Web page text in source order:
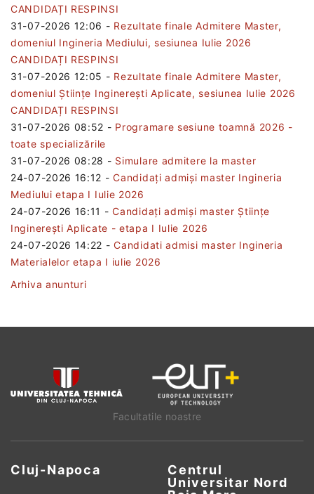
CANDIDAȚI RESPINSI
31-07-2026 12:06 - Rezultate finale Admitere Master,
domeniul Ingineria Mediului, sesiunea Iulie 2026
CANDIDAȚI RESPINSI
31-07-2026 12:05 - Rezultate finale Admitere Master,
domeniul Științe Inginerești Aplicate, sesiunea Iulie 2026
CANDIDAȚI RESPINSI
31-07-2026 08:52 - Programare sesiune toamnă 2026 -
toate specializările
31-07-2026 08:28 - Simulare admitere la master
24-07-2026 16:12 -Candidați admiși master Ingineria
Mediului etapa I Iulie 2026
24-07-2026 16:11 -Candidați admiși master Științe
Inginerești Aplicate - etapa I Iulie 2026
24-07-2026 14:22 -Candidati admisi master Ingineria
Materialelor etapa I iulie 2026
Arhiva anunturi
Facultatile noastre
Cluj-Napoca
Centrul
Universitar Nord